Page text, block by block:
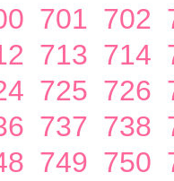
701 702
713 714
725 726
737 738
749 750